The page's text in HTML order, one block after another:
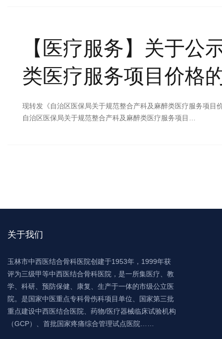
【医疗服务】 关于公
类医疗服务项目价格
现转发《自治区医保局关于规范整合产科及麻醉类医疗服务项
自治区医保局关于规范整合产科及麻醉类医疗服务项目…
关于我们
玉林市中西医结合骨科医院创建于1953年，1999年获
评为三级甲等中西医结合骨科医院，是一所集医疗、教
学、科研、预防保健、康复、生产于一体的市级公立医
院。是国家中医重点专科骨伤科项目单位、国家第三批
重点建设中西医结合医院、药物/医疗器械临床试验机构
（GCP）、首批国家疼痛综合管理试点医院……